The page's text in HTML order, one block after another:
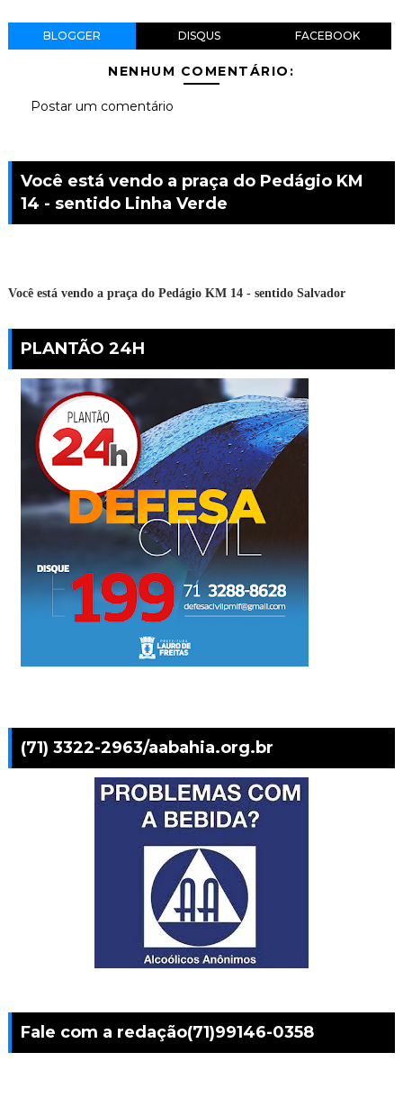
BLOGGER DISQUS FACEBOOK
NENHUM COMENTÁRIO:
Postar um comentário
Você está vendo a praça do Pedágio KM
14 - sentido Linha Verde
Você está vendo a praça do Pedágio KM 14 - sentido Salvador
PLANTÃO 24H
(71) 3322-2963/aabahia.org.br
Fale com a redação(71)99146-0358